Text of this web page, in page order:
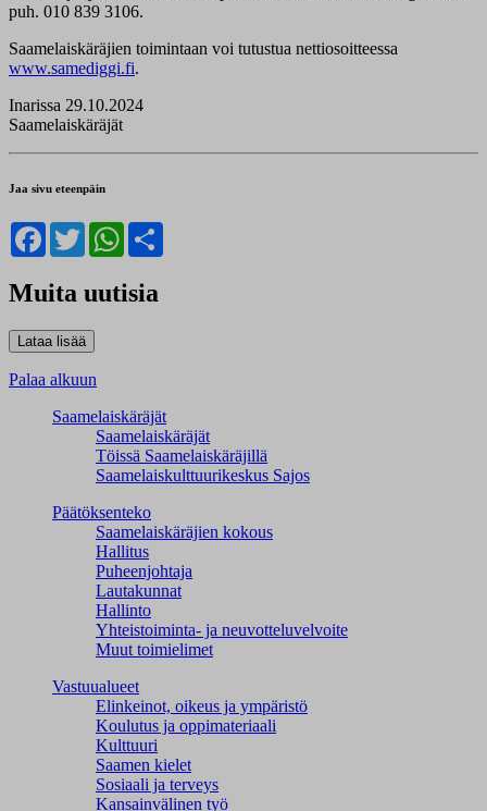
puh. 010 839 3106.
Saamelaiskäräjien toimintaan voi tutustua nettiosoitteessa
www.samediggi.fi.
Inarissa 29.10.2024
Saamelaiskäräjät
Jaa sivu eteenpäin
Facebook
TwitterWhatsApp
Muita uutisia
Palaa alkuun
Saamelaiskäräjät
Saamelaiskäräjät
Töissä Saamelaiskäräjillä
Saamelaiskulttuuri­keskus Sajos
Päätöksenteko
Saamelaiskäräjien kokous
Hallitus
Puheenjohtaja
Lautakunnat
Hallinto
Yhteistoiminta- ja neuvotteluvelvoite
Muut toimielimet
Vastuualueet
Elinkeinot, oikeus ja ympäristö
Koulutus ja oppimateriaali
Kulttuuri
Saamen kielet
Sosiaali ja terveys
Kansainvälinen työ